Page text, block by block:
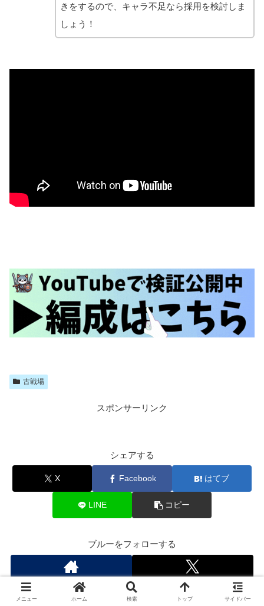
きをするので、キャラ不足なら採用を検討しま
しょう！
古戦場
スポンサーリンク
シェアする
X Facebook はてブ
LINE コピー
ブルーをフォローする
メニュー ホーム 検索 トップ サイドバー